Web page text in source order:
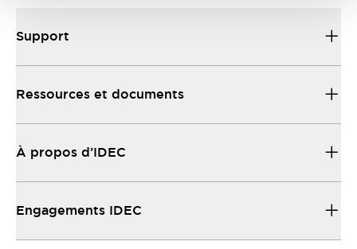
Support
Ressources et documents
À propos d’IDEC
Engagements IDEC